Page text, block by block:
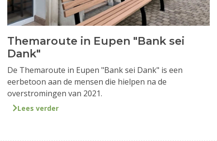
Themaroute in Eupen "Bank sei
Dank"
De Themaroute in Eupen "Bank sei Dank" is een
eerbetoon aan de mensen die hielpen na de
overstromingen van 2021.
Lees verder